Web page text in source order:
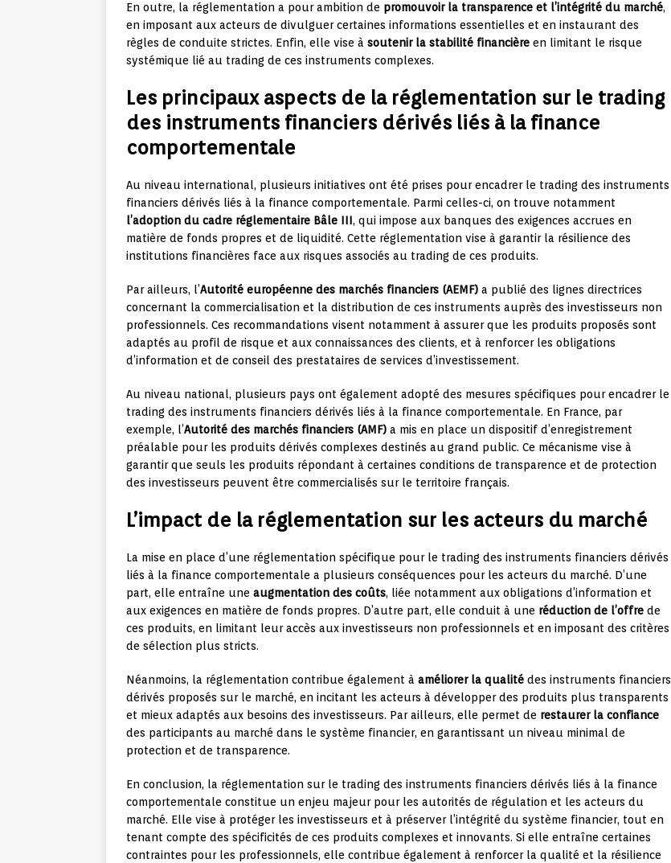
En outre, la réglementation a pour ambition de promouvoir la transparence et l’intégrité du marché,
en imposant aux acteurs de divulguer certaines informations essentielles et en instaurant des
règles de conduite strictes. Enfin, elle vise à soutenir la stabilité financière en limitant le risque
systémique lié au trading de ces instruments complexes.
Les principaux aspects de la réglementation sur le trading
des instruments financiers dérivés liés à la finance
comportementale
Au niveau international, plusieurs initiatives ont été prises pour encadrer le trading des instruments
financiers dérivés liés à la finance comportementale. Parmi celles-ci, on trouve notamment
l’adoption du cadre réglementaire Bâle III, qui impose aux banques des exigences accrues en
matière de fonds propres et de liquidité. Cette réglementation vise à garantir la résilience des
institutions financières face aux risques associés au trading de ces produits.
Par ailleurs, l’Autorité européenne des marchés financiers (AEMF) a publié des lignes directrices
concernant la commercialisation et la distribution de ces instruments auprès des investisseurs non
professionnels. Ces recommandations visent notamment à assurer que les produits proposés sont
adaptés au profil de risque et aux connaissances des clients, et à renforcer les obligations
d’information et de conseil des prestataires de services d’investissement.
Au niveau national, plusieurs pays ont également adopté des mesures spécifiques pour encadrer le
trading des instruments financiers dérivés liés à la finance comportementale. En France, par
exemple, l’Autorité des marchés financiers (AMF) a mis en place un dispositif d’enregistrement
préalable pour les produits dérivés complexes destinés au grand public. Ce mécanisme vise à
garantir que seuls les produits répondant à certaines conditions de transparence et de protection
des investisseurs peuvent être commercialisés sur le territoire français.
L’impact de la réglementation sur les acteurs du marché
La mise en place d’une réglementation spécifique pour le trading des instruments financiers dérivés
liés à la finance comportementale a plusieurs conséquences pour les acteurs du marché. D’une
part, elle entraîne une augmentation des coûts, liée notamment aux obligations d’information et
aux exigences en matière de fonds propres. D’autre part, elle conduit à une réduction de l’offre de
ces produits, en limitant leur accès aux investisseurs non professionnels et en imposant des critères
de sélection plus stricts.
Néanmoins, la réglementation contribue également à améliorer la qualité des instruments financiers
dérivés proposés sur le marché, en incitant les acteurs à développer des produits plus transparents
et mieux adaptés aux besoins des investisseurs. Par ailleurs, elle permet de restaurer la confiance
des participants au marché dans le système financier, en garantissant un niveau minimal de
protection et de transparence.
En conclusion, la réglementation sur le trading des instruments financiers dérivés liés à la finance
comportementale constitue un enjeu majeur pour les autorités de régulation et les acteurs du
marché. Elle vise à protéger les investisseurs et à préserver l’intégrité du système financier, tout en
tenant compte des spécificités de ces produits complexes et innovants. Si elle entraîne certaines
contraintes pour les professionnels, elle contribue également à renforcer la qualité et la résilience